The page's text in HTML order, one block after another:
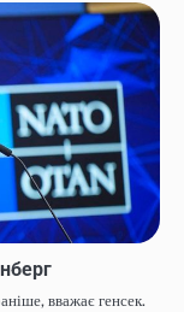
вважає генсек.